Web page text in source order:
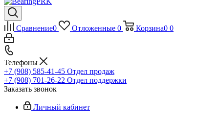
Сравнение0 Отложенные 0 Корзина0 0
Телефоны
+7 (908) 585-41-45 Отдел продаж
+7 (908) 701-26-22 Отдел поддержки
Заказать звонок
Личный кабинет